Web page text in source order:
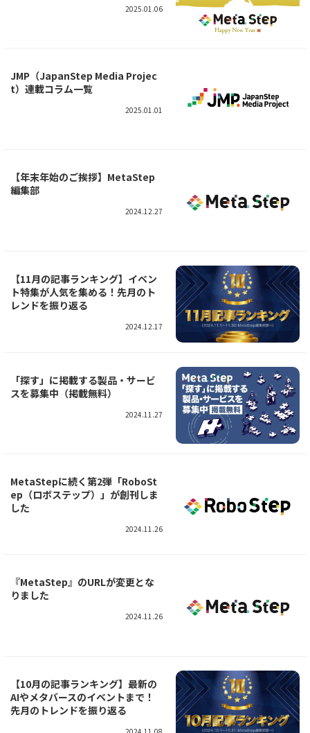
2025.01.06
JMP（JapanStep Media Projec
t）連載コラム一覧
2025.01.01
【年末年始のご挨拶】MetaStep
編集部
2024.12.27
【11月の記事ランキング】イベン
ト特集が人気を集める！先月のト
レンドを振り返る
2024.12.17
「探す」に掲載する製品・サービ
スを募集中（掲載無料）
2024.11.27
MetaStepに続く第2弾「RoboSt
ep（ロボステップ）」が創刊しま
した
2024.11.26
『MetaStep』のURLが変更とな
りました
2024.11.26
【10月の記事ランキング】最新の
AIやメタバースのイベントまで！
先月のトレンドを振り返る